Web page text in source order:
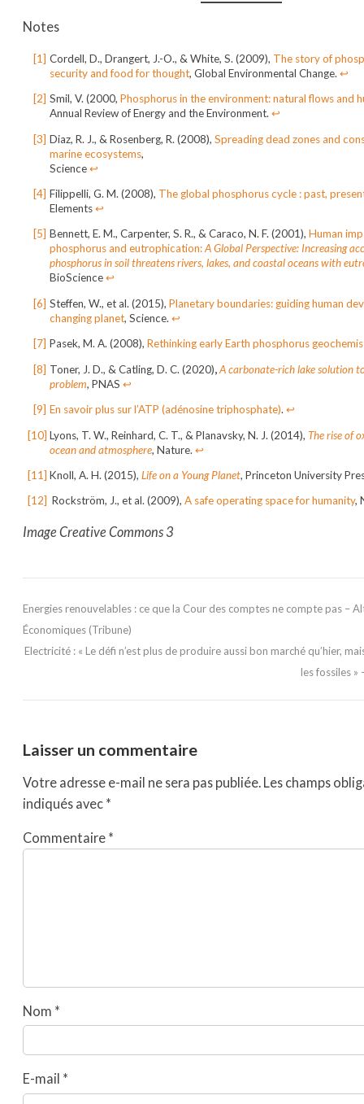
Notes
Cordell, D., Drangert, J.-O., & White, S. (2009), The story of
security and food for thought, Global Environmental Change. ↩︎
Smil, V. (2000, Phosphorus in the environment: natural flows and
Annual Review of Energy and the Environment. ↩︎
Diaz, R. J., & Rosenberg, R. (2008), Spreading dead zones and
marine ecosystems,
Science↩︎
Filippelli, G. M. (2008), The global phosphorus cycle : past,
Elements↩︎
Bennett, E. M., Carpenter, S. R., & Caraco, N. F. (2001), Human
phosphorus and eutrophication:A Global Perspective: Increasing
phosphorus in soil threatens rivers, lakes, and coastal oceans with
BioScience↩︎
Steffen, W., et al. (2015), Planetary boundaries: guiding human
changing planet, Science. ↩︎
Pasek, M. A. (2008), Rethinking early Earth phosphorus
Toner, J. D., & Catling, D. C. (2020),A carbonate-rich lake solution
problem, PNAS ↩︎
En savoir plus sur l’ATP (adénosine triphosphate). ↩︎
Lyons, T. W., Reinhard, C. T., & Planavsky, N. J. (2014), The rise of
ocean and atmosphere, Nature. ↩︎
Knoll, A. H. (2015), Life on a Young Planet, Princeton University
Rockström, J., et al. (2009), A safe operating space for humanity,
Image Creative Commons 3
Energies renouvelables : ce que la Cour des comptes ne compte pas –
Économiques (Tribune)
Electricité : « Le défi n’est plus de produire aussi bon marché qu’hier,
les fossiles »
Laisser un commentaire
Votre adresse e-mail ne sera pas publiée. Les champs
indiqués avec *
Commentaire *
Nom *
E-mail *